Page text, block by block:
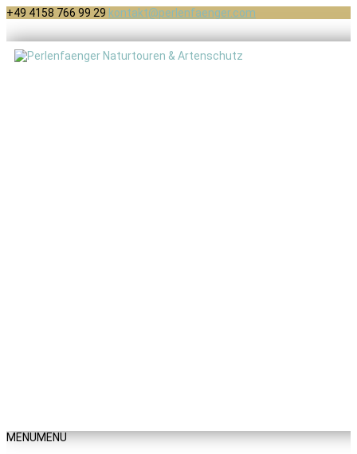
+49 4158 766 99 29 kontakt@perlenfaenger.com
MENUMENU